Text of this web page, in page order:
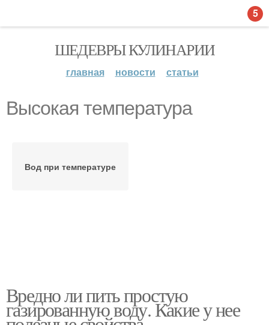
ШЕДЕВРЫ КУЛИНАРИИ
главная новости статьи
Высокая температура
Вод при температуре
Вредно ли пить простую
газированную воду. Какие у нее
5